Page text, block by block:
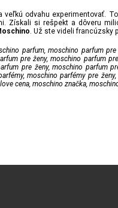
veľkú odvahu experimentovať.
Získali si rešpekt a dôveru
. Už ste videli francúzsky
parfum, moschino parfum
pre ženy, moschino parfum
pre ženy, moschino parfum
moschino parfémy pre
cena, moschino značka,